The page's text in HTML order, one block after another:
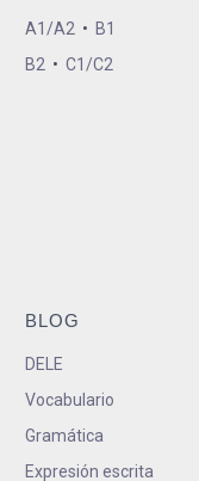
A1/A2 • B1
B2 • C1/C2
BLOG
DELE
Vocabulario
Gramática
Expresión escrita